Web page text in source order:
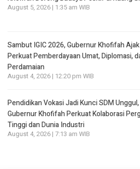
August 5, 2026 | 1:35 am WIB
Sambut IGIC 2026, Gubernur Khofifah
Perkuat Pemberdayaan Umat, Diplomasi,
Perdamaian
August 4, 2026 | 12:20 pm WIB
Pendidikan Vokasi Jadi Kunci SDM Unggul,
Gubernur Khofifah Perkuat Kolaborasi
Tinggi dan Dunia Industri
August 4, 2026 | 7:13 am WIB